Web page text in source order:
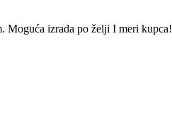
Moguća izrada po želji I meri kupca!